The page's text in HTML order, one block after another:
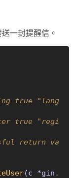
一封提醒信。
true "lang
true "regi
return va
(c *gin.